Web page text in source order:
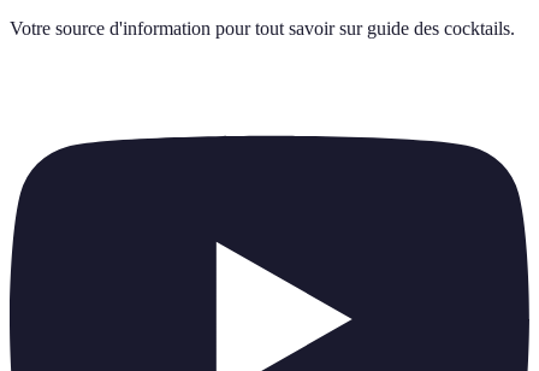
Votre source d'information pour tout savoir sur guide des cocktails.